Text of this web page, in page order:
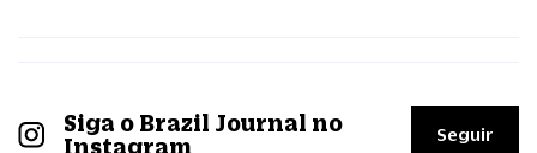
Siga o Brazil Journal no
Instagram
Seguir